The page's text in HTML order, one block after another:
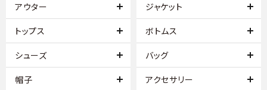
アウター ジャケット
トップス ボトムス
シューズ バッグ
帽子 アクセサリー